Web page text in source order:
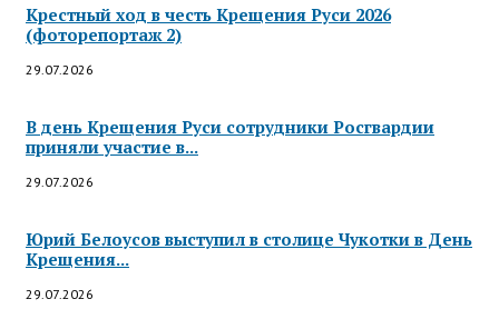
Крестный ход в честь Крещения Руси 2026
(фоторепортаж 2)
29.07.2026
В день Крещения Руси сотрудники Росгвардии
приняли участие в...
29.07.2026
Юрий Белоусов выступил в столице Чукотки в День
Крещения...
29.07.2026